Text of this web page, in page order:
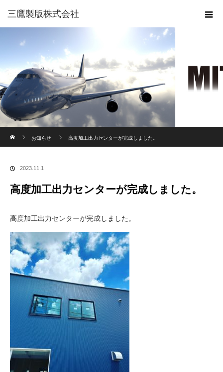
三鷹製版株式会社
お知らせ
高度加工出力センターが完成しました。
2023.11.1
高度加工出力センターが完成しました。
高度加工出力センターが完成しました。